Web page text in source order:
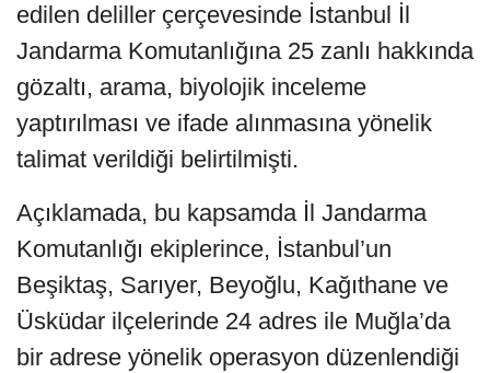
edilen deliller çerçevesinde İstanbul İl
Jandarma Komutanlığına 25 zanlı hakkında
gözaltı, arama, biyolojik inceleme
yaptırılması ve ifade alınmasına yönelik
talimat verildiği belirtilmişti.
Açıklamada, bu kapsamda İl Jandarma
Komutanlığı ekiplerince, İstanbul’un
Beşiktaş, Sarıyer, Beyoğlu, Kağıthane ve
Üsküdar ilçelerinde 24 adres ile Muğla’da
bir adrese yönelik operasyon düzenlendiği